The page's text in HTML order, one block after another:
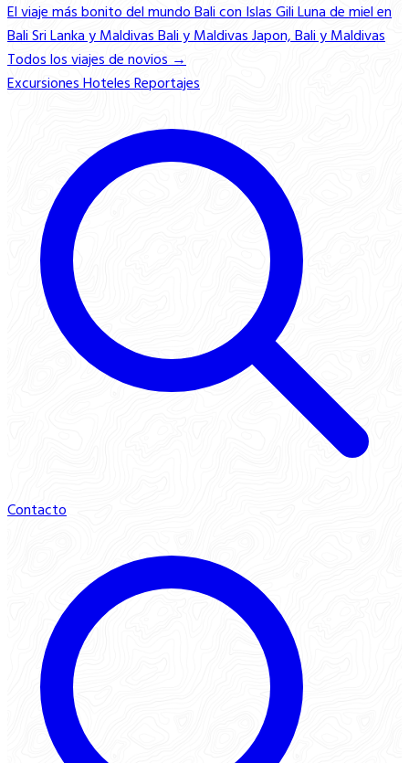
El viaje más bonito del mundoBali con Islas GiliLuna de miel en
BaliSri Lanka y MaldivasBali y MaldivasJapon, Bali y Maldivas
Todos los viajes de novios →
ExcursionesHotelesReportajes
Contacto